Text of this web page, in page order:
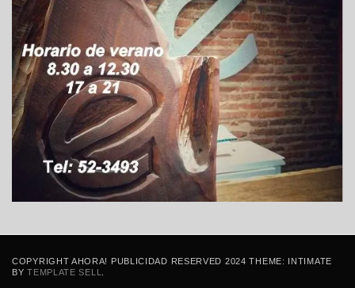
COPYRIGHT AHORA! PUBLICIDAD RESERVED 2024 THEME: INTIMATE
BYTEMPLATE SELL